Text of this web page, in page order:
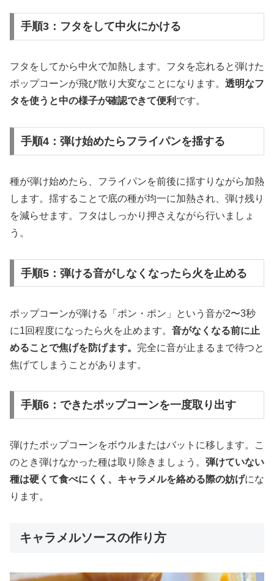
手順3：フタをして中火にかける
フタをしてから中火で加熱します。フタを忘れると弾けた
ポップコーンが飛び散り大変なことになります。 透明なフ
タを使うと中の様子が確認できて便利 です。
手順4：弾け始めたらフライパンを揺する
種が弾け始めたら、フライパンを前後に揺すりながら加熱
します。揺することで底の種が均一に加熱され、弾け残り
を減らせます。フタはしっかり押さえながら行いましょ
う。
手順5：弾ける音がしなくなったら火を止める
ポップコーンが弾ける「ポン・ポン」という音が2〜3秒
に1回程度になったら火を止めます。 音がなくなる前に止
めることで焦げを防げます。 完全に音が止まるまで待つと
焦げてしまうことがあります。
手順6：できたポップコーンを一度取り出す
弾けたポップコーンをボウルまたはバットに移します。こ
のとき弾けなかった種は取り除きましょう。 弾けていない
種は硬くて食べにくく、キャラメルを絡める際の妨げにな
ります。
キャラメルソースの作り方